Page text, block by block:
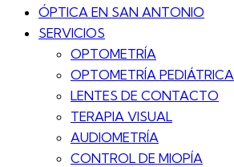
ÓPTICA EN SAN ANTONIO
SERVICIOS
OPTOMETRÍA
OPTOMETRÍA PEDIÁTRICA
LENTES DE CONTACTO
TERAPIA VISUAL
AUDIOMETRÍA
CONTROL DE MIOPÍA